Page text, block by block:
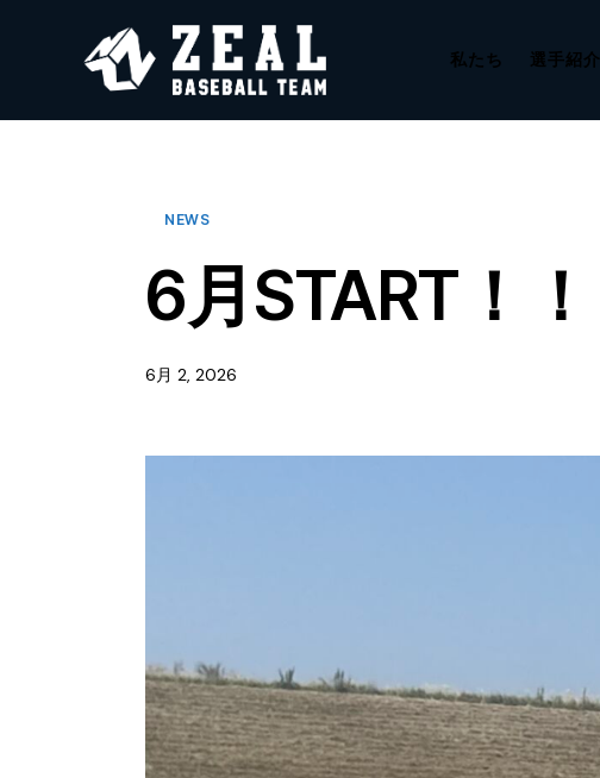
私たち 選手紹介
NEWS
6月START！！
6月 2, 2026